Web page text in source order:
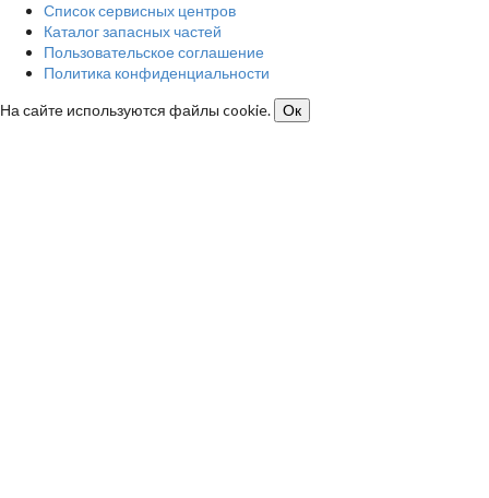
Список сервисных центров
Каталог запасных частей
Пользовательское соглашение
Политика конфиденциальности
На сайте используются файлы cookie.
Ок